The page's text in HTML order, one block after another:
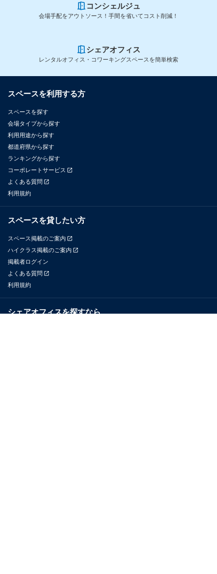
コンシェルジュ
会場手配をアウトソース！手間を省いてコスト削減！
シェアオフィス
レンタルオフィス・コワーキングスペースを簡単検索
スペースを利用する方
スペースを探す
会場タイプから探す
利用用途から探す
都道府県から探す
ランキングから探す
コーポレートサービス
よくある質問
利用規約
スペースを貸したい方
スペース掲載のご案内
ハイクラス掲載のご案内
掲載者ログイン
よくある質問
利用規約
シェアオフィスを探すなら